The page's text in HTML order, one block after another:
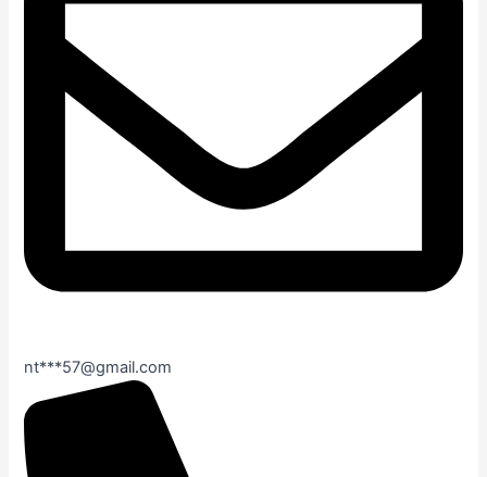
nt***57@gmail.com